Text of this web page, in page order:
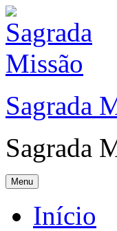
Sagrada
Sagrada
Menu
Início